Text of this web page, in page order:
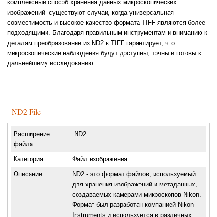
комплексный способ хранения данных микроскопических
изображений, существуют случаи, когда универсальная
совместимость и высокое качество формата TIFF являются более
подходящими. Благодаря правильным инструментам и вниманию к
деталям преобразование из ND2 в TIFF гарантирует, что
микроскопические наблюдения будут доступны, точны и готовы к
дальнейшему исследованию.
ND2 File
Расширение
файла
.ND2
Категория Файл изображения
Описание
ND2 - это формат файлов, используемый
для хранения изображений и метаданных,
создаваемых камерами микроскопов Nikon.
Формат был разработан компанией Nikon
Instruments и используется в различных